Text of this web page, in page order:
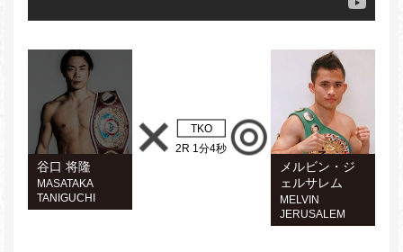
谷口 将隆
MASATAKA
TANIGUCHI
TKO
2R 1分4秒
メルビン・ジ
ェルサレム
MELVIN
JERUSALEM